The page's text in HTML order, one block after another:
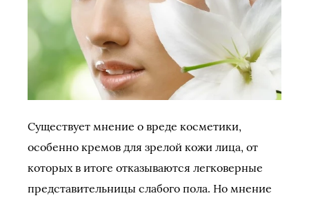
Существует мнение о вреде косметики,
особенно кремов для зрелой кожи лица, от
которых в итоге отказываются легковерные
представительницы слабого пола. Но мнение